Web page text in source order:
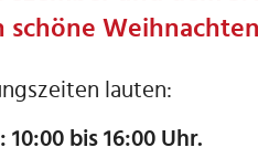
schöne
lauten:
bis 16:00 Uhr.